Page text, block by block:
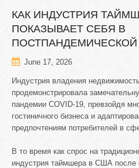
КАК ИНДУСТРИЯ
ПОКАЗЫВАЕТ СЕБЯ В
ПОСТПАНДЕМИЧЕСКОЙ
June 17, 2026
Индустрия владения
продемонстрировала
пандемии COVID-19, превзойдя
гостиничного бизнеса и
предпочтениям потребителей в
В то время как спрос на
индустрия таймшера в США после